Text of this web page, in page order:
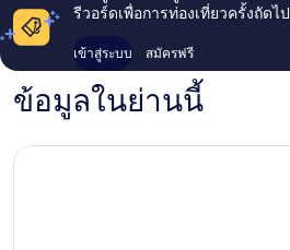
รีวอร์ดเพื่อการท่องเที่ยวครั้งถัดไป
เข้าสู่ระบบ สมัครฟรี
ข้อมูลในย่านนี้